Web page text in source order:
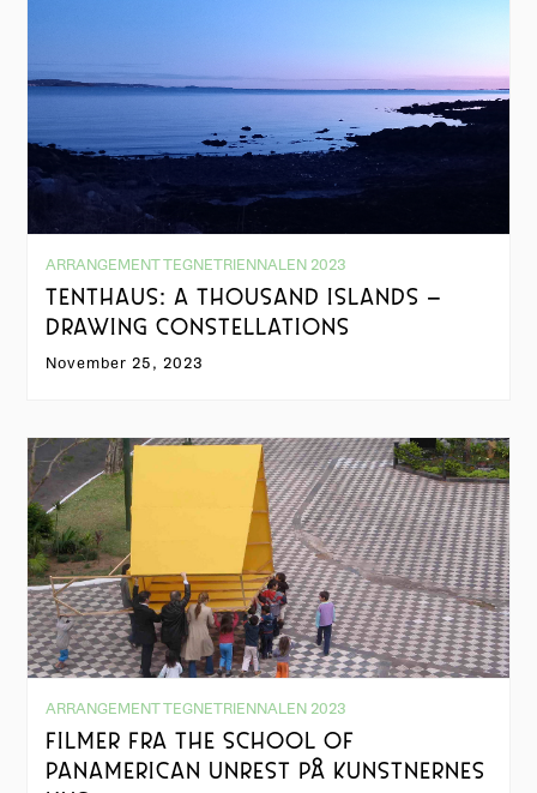
ARRANGEMENT TEGNETRIENNALEN 2023
TENTHAUS: A THOUSAND ISLANDS –
DRAWING CONSTELLATIONS
November 25, 2023
ARRANGEMENT TEGNETRIENNALEN 2023
FILMER FRA THE SCHOOL OF
PANAMERICAN UNREST PÅ KUNSTNERNES